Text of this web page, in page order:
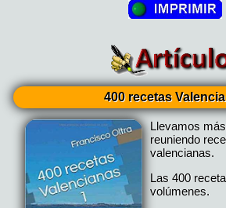
400 recetas
Llevamos
reuniendo
valencianas.
Las 400
volúmenes.